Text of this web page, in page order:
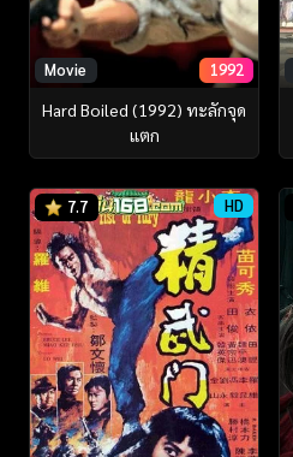
Movie 1992
Hard Boiled (1992) ทะลักจุด
แตก
7.7 HD